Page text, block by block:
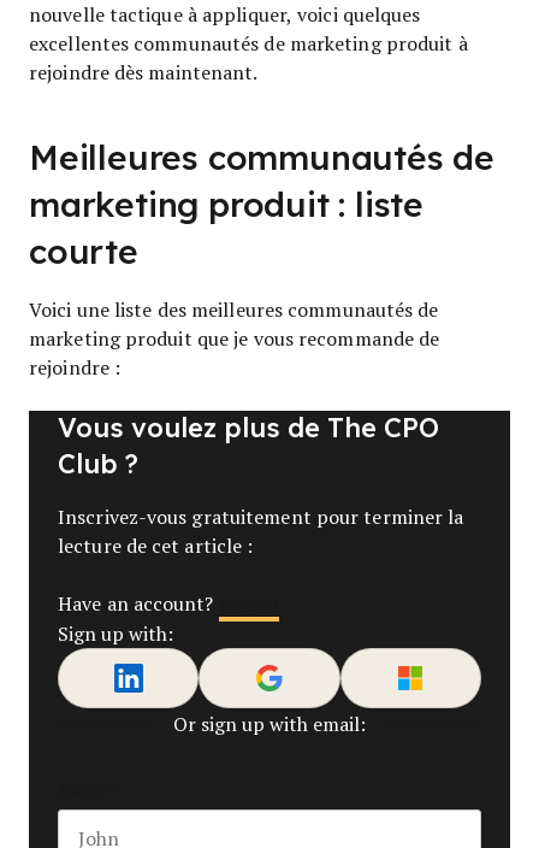
nouvelle tactique à appliquer, voici quelques
excellentes communautés de marketing produit à
rejoindre dès maintenant.
Meilleures communautés de
marketing produit : liste
courte
Voici une liste des meilleures communautés de
marketing produit que je vous recommande de
rejoindre :
Vous voulez plus de The CPO
Club ?
Inscrivez-vous gratuitement pour terminer la
lecture de cet article :
Have an account?
Sign up with:
Or sign up with email: